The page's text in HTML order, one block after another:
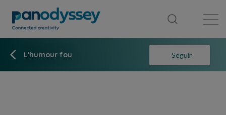
L'humour fou Seguir